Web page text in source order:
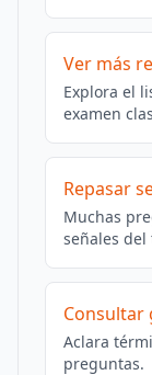
Ver más
Explora el
examen
Repasar
Muchas
señales
Consultar
Aclara
preguntas.